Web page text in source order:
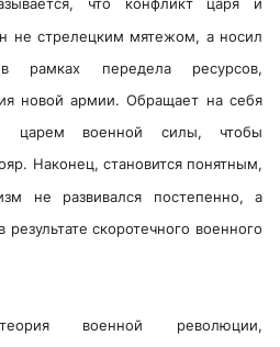
что конфликт царя и
не стрелецким мятежом, а носил
рамках передела ресурсов,
новой армии. Обращает на себя
царем военной силы, чтобы
Наконец, становится понятным,
не развивался постепенно, а
скоротечного военного
военной революции,